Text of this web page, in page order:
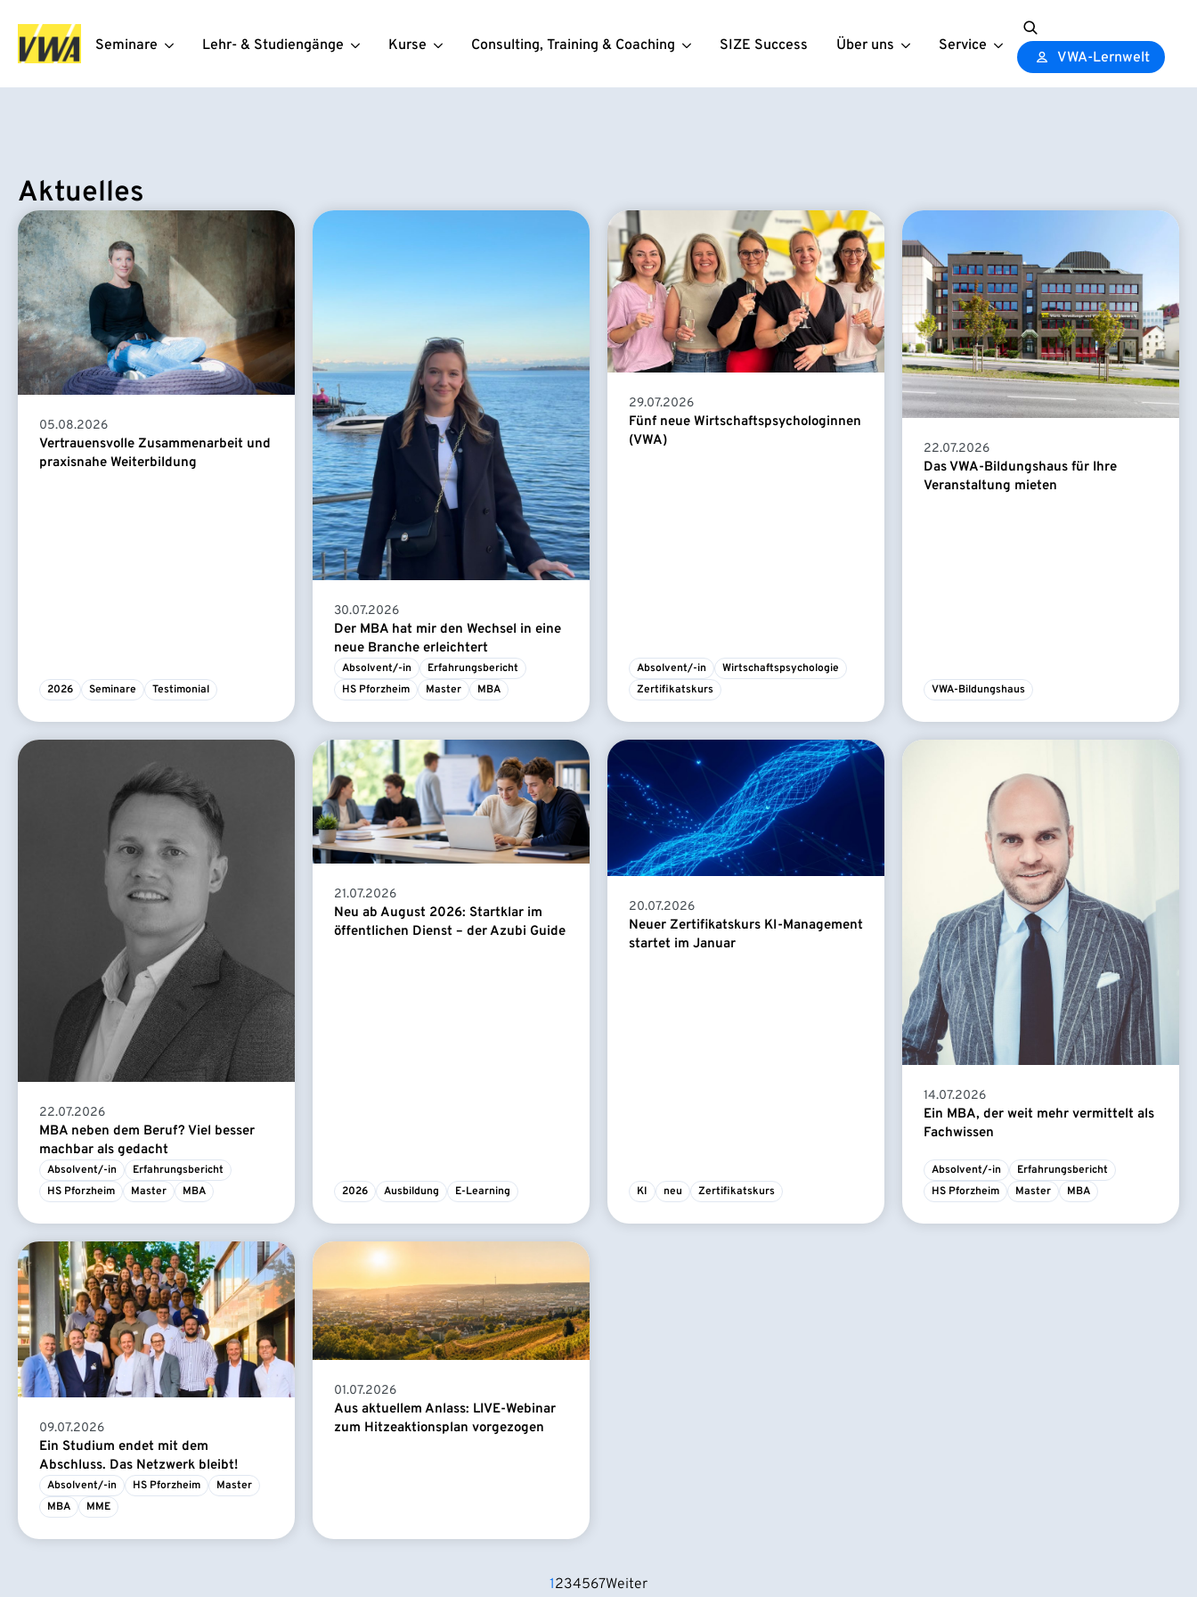
Seminare Lehr- & Studiengänge Kurse Consulting, Training & Coaching SIZE Success Über uns Service
Search
for:
VWA-Lernwelt
Aktuelles
05.08.2026
Vertrauensvolle Zusammenarbeit und
praxisnahe Weiterbildung
2026 Seminare Testimonial
30.07.2026
Der MBA hat mir den Wechsel in eine
neue Branche erleichtert
Absolvent/-in
Erfahrungsbericht
HS Pforzheim
Master MBA
29.07.2026
Fünf neue Wirtschaftspsychologinnen
(VWA)
Absolvent/-in
Wirtschaftspsychologie
Zertifikatskurs
22.07.2026
Das VWA-Bildungshaus für Ihre
Veranstaltung mieten
VWA-Bildungshaus
22.07.2026
MBA neben dem Beruf? Viel besser
machbar als gedacht
Absolvent/-in
Erfahrungsbericht
HS Pforzheim
Master MBA
21.07.2026
Neu ab August 2026: Startklar im
öffentlichen Dienst – der Azubi Guide
2026 Ausbildung E-Learning
20.07.2026
Neuer Zertifikatskurs KI-Management
startet im Januar
KI neu Zertifikatskurs
14.07.2026
Ein MBA, der weit mehr vermittelt als
Fachwissen
Absolvent/-in
Erfahrungsbericht
HS Pforzheim
Master MBA
09.07.2026
Ein Studium endet mit dem
Abschluss. Das Netzwerk bleibt!
Absolvent/-in HS Pforzheim
Master
MBA
MME
01.07.2026
Aus aktuellem Anlass: LIVE-Webinar
zum Hitzeaktionsplan vorgezogen
1234567Weiter